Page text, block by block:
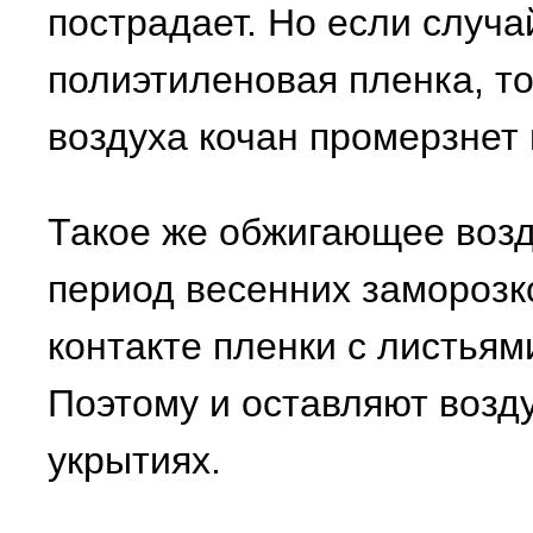
пострадает. Но если
полиэтиленовая пленка,
воздуха кочан промерзнет
Такое же обжигающее
период весенних
контакте пленки с
Поэтому и оставляют
укрытиях.